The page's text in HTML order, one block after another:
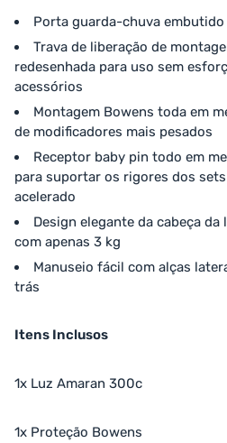
Porta guarda-chuva embutido
Trava de liberação de
redesenhada para uso sem
acessórios
Montagem Bowens toda em
de modificadores mais pesados
Receptor baby pin todo em
para suportar os rigores dos
acelerado
Design elegante da cabeça
com apenas 3 kg
Manuseio fácil com alças
trás
Itens Inclusos
1x Luz Amaran 300c
1x Proteção Bowens